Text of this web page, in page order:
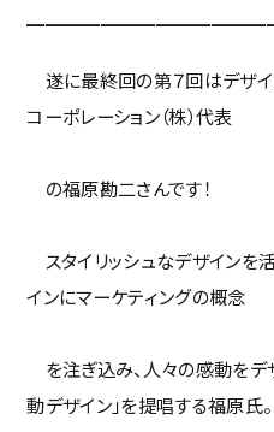
遂に最終回の第７回はデザイ
コーポレーション（株）代表
の福原勘二さんです！
スタイリッシュなデザインを
インにマーケティングの概念
を注ぎ込み、人々の感動をデ
動デザイン」を提唱する福原氏。
カンドウスタイル
アクセス
メンバー
ボス・・・書く・・・徒然